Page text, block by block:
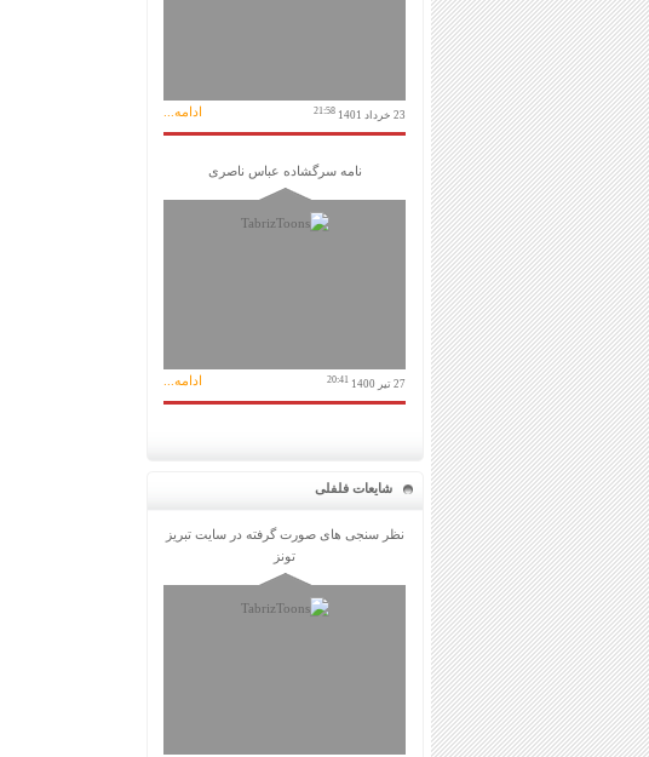
23 خرداد 1401 21:58 ادامه...
نامه سرگشاده عباس ناصری
27 تیر 1400 20:41 ادامه...
شایعات فلفلی
نظر سنجی های صورت گرفته در سایت تبریز
تونز